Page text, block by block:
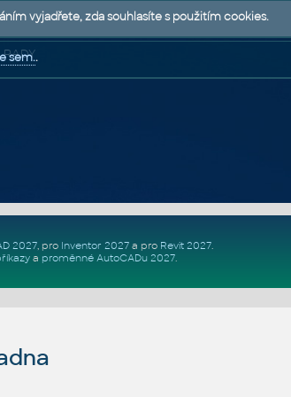
2027, pro Inventor 2027a pro Revit 2027.
a proměnné AutoCADu 2027.
vyjadřete, zda souhlasíte s použitím cookies.
sem..